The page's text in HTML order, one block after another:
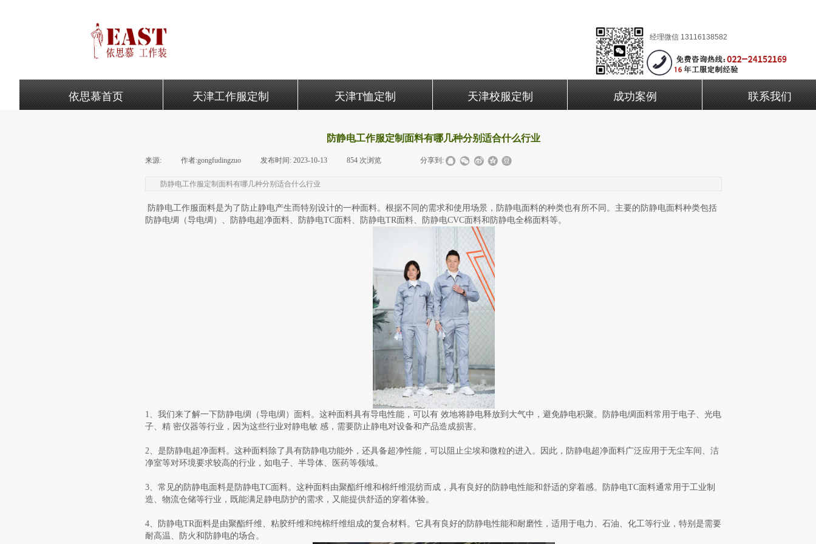
经理微信 13116138582
依思慕首页 天津工作服定制 天津T恤定制 天津校服定制 成功案例 联系我们
防静电工作服定制面料有哪几种分别适合什么行业
来源: 作者:gongfudingzuo 发布时间: 2023-10-13 854 次浏览 分享到:
防静电工作服定制面料有哪几种分别适合什么行业
防静电工作服面料是为了防止静电产生而特别设计的一种面料。根据不同的需求和使用场景，防静电面料的种类也有所不同。主要的防静电面料种类包括
防静电绸（导电绸）、防静电超净面料、防静电TC面料、防静电TR面料、防静电CVC面料和防静电全棉面料等。
1、我们来了解一下防静电绸（导电绸）面料。这种面料具有导电性能，可以有 效地将静电释放到大气中，避免静电积聚。防静电绸面料常用于电子、光电
子、精 密仪器等行业，因为这些行业对静电敏 感，需要防止静电对设备和产品造成损害。
2、是防静电超净面料。这种面料除了具有防静电功能外，还具备超净性能，可以阻止尘埃和微粒的进入。因此，防静电超净面料广泛应用于无尘车间、洁
净室等对环境要求较高的行业，如电子、半导体、医药等领域。
3、常见的防静电面料是防静电TC面料。这种面料由聚酯纤维和棉纤维混纺而成，具有良好的防静电性能和舒适的穿着感。防静电TC面料通常用于工业制
造、物流仓储等行业，既能满足静电防护的需求，又能提供舒适的穿着体验。
4、防静电TR面料是由聚酯纤维、粘胶纤维和纯棉纤维组成的复合材料。它具有良好的防静电性能和耐磨性，适用于电力、石油、化工等行业，特别是需要
耐高温、防火和防静电的场合。